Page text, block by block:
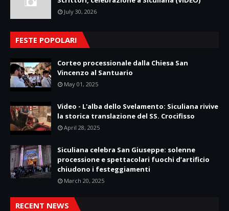
July 30, 2026
FESTE POPOLARI
Corteo processionale dalla Chiesa San
Vincenzo al Santuario
May 01, 2025
Video - L'alba dello Svelamento: Siculiana rivive
la storica translazione del SS. Crocifisso
April 28, 2025
Siculiana celebra San Giuseppe: solenne
processione e spettacolari fuochi d’artificio
chiudono i festeggiamenti
March 20, 2025
RECENT NEWS